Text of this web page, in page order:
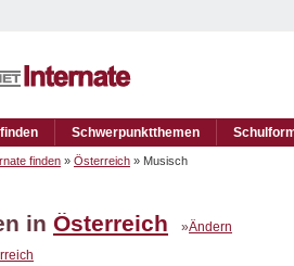
Schwerpunktthemen
finden » Österreich » Musisch
in Österreich »Ändern